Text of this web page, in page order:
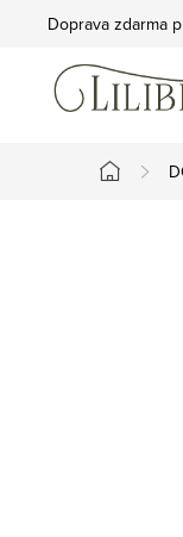
Doprava zdarma
Domov